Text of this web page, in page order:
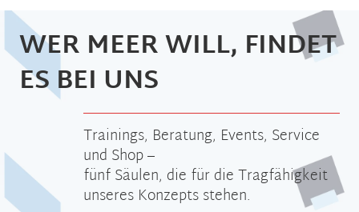
WER MEER WILL, FINDET
ES BEI UNS
Trainings, Beratung, Events, Service
und Shop –
fünf Säulen, die für die Tragfähigkeit
unseres Konzepts stehen.